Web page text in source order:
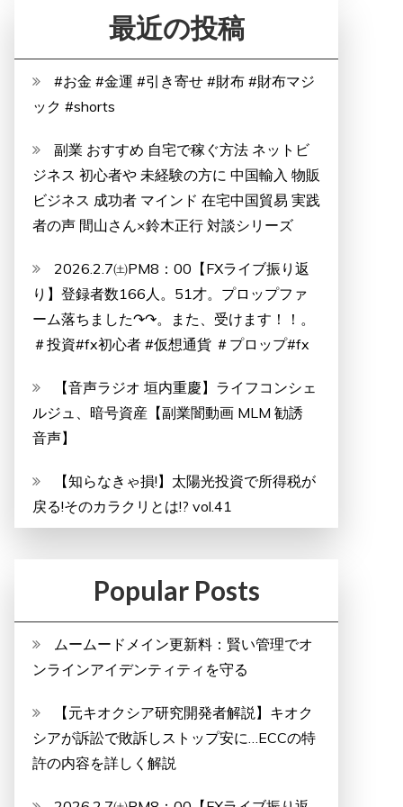
最近の投稿
#お金 #金運 #引き寄せ #財布 #財布マジ
ック #shorts
副業 おすすめ 自宅で稼ぐ方法 ネットビ
ジネス 初心者や 未経験の方に 中国輸入 物販
ビジネス 成功者 マインド 在宅中国貿易 実践
者の声 間山さん×鈴木正行 対談シリーズ
2026.2.7㈯PM8：00【FXライブ振り返
り】登録者数166人。51才。プロップファ
ーム落ちました↷↷。また、受けます！！。
＃投資#fx初心者 #仮想通貨 ＃プロップ#fx
【音声ラジオ 垣内重慶】ライフコンシェ
ルジュ、暗号資産【副業闇動画 MLM 勧誘
音声】
【知らなきゃ損!】太陽光投資で所得税が
戻る!そのカラクリとは!? vol.41
Popular Posts
ムームードメイン更新料：賢い管理でオ
ンラインアイデンティティを守る
【元キオクシア研究開発者解説】キオク
シアが訴訟で敗訴しストップ安に…ECCの特
許の内容を詳しく解説